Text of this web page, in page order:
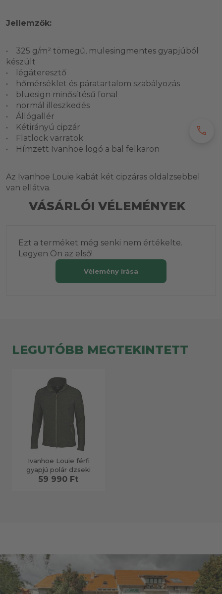
Jellemzők:
• 325 g/m² tömegű, mulesingmentes gyapjúból
készült
• légáteresztő
• hőmérséklet és páratartalom szabályozás
• bluesign minősítésű fonal
• normál illeszkedés
• Állógallér
• Kétirányú cipzár
• Flatlock varratok
• Hímzett Ivanhoe logó a bal felkaron
Az Ivanhoe Louie kabát két cipzáras oldalzsebbel
van ellátva.
VÁSÁRLÓI VÉLEMÉNYEK
Ezt a terméket még senki nem értékelte.
Legyen Ön az első!
Vélemény írása
LEGUTÓBB MEGTEKINTETT
Ivanhoe Louie férfi
gyapjú polár dzseki
59 990 Ft
call